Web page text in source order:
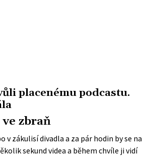
placenému podcastu.
zbraň
v zákulisí divadla a za pár hodin by se na
sekund videa a během chvíle ji vidí